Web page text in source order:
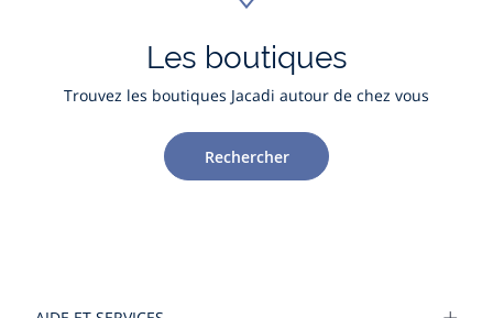
Les boutiques
Trouvez les boutiques Jacadi autour de chez vous
Rechercher